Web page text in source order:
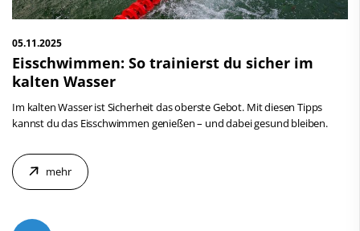
05.11.2025
Eisschwimmen: So trainierst du sicher im
kalten Wasser
Im kalten Wasser ist Sicherheit das oberste Gebot. Mit diesen Tipps
kannst du das Eisschwimmen genießen – und dabei gesund bleiben.
mehr